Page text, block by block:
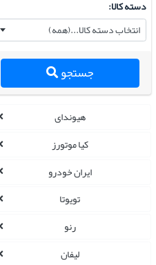
دسته کالا:
انتخاب دسته کالا...(همه)
جستجو
هیوندای
کیا موتورز
ایران خودرو
تویوتا
رنو
لیفان